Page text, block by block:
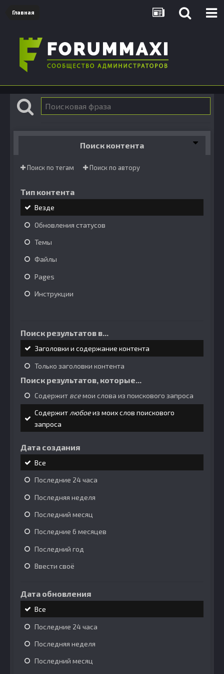
Главная
Поиск контента
Поиск по тегам Поиск по автору
Тип контента
Везде
Обновления статусов
Темы
Файлы
Pages
Инструкции
Поиск результатов в...
Заголовки и содержание контента
Только заголовки контента
Поиск результатов, которые...
Содержит всемои слова из поискового запроса
Содержитлюбоеиз моих слов поискового
запроса
Дата создания
Все
Последние 24 часа
Последняя неделя
Последний месяц
Последние 6 месяцев
Последний год
Ввести своё
Дата обновления
Все
Последние 24 часа
Последняя неделя
Последний месяц